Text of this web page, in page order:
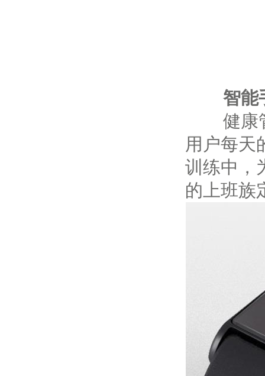
智能
健康
用户每天
训练中，
的上班族